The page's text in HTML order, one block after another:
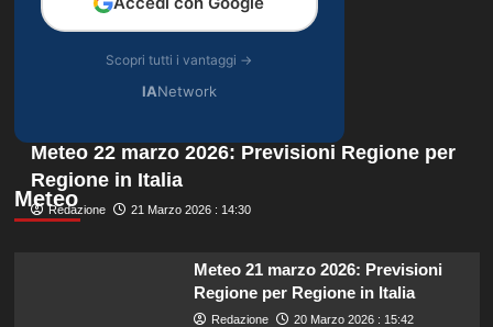
Scopri tutti i vantaggi →
IANetwork
Meteo
Meteo 22 marzo 2026: Previsioni Regione per
Regione in Italia
Redazione 21 Marzo 2026 : 14:30
Meteo 21 marzo 2026: Previsioni
Regione per Regione in Italia
Redazione 20 Marzo 2026 : 15:42